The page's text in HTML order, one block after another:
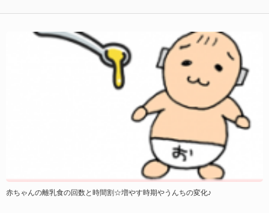
赤ちゃんの離乳食の回数と時間割☆増やす時期やうんちの変化♪